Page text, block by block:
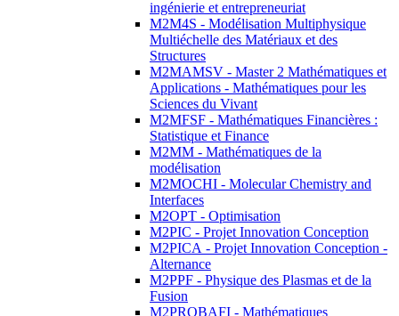
ingénierie et entrepreneuriat
M2M4S - Modélisation Multiphysique
Multiéchelle des Matériaux et des
Structures
M2MAMSV - Master 2 Mathématiques et
Applications - Mathématiques pour les
Sciences du Vivant
M2MFSF - Mathématiques Financières :
Statistique et Finance
M2MM - Mathématiques de la
modélisation
M2MOCHI - Molecular Chemistry and
Interfaces
M2OPT - Optimisation
M2PIC - Projet Innovation Conception
M2PICA - Projet Innovation Conception -
Alternance
M2PPF - Physique des Plasmas et de la
Fusion
M2PROBAFI - Mathématiques